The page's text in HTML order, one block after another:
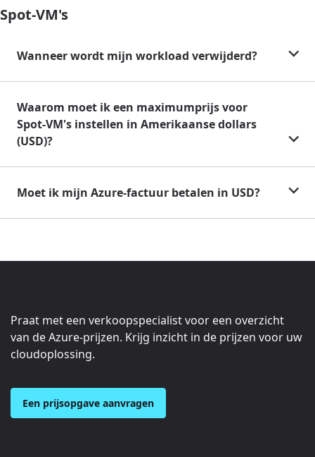
Spot-VM's
Wanneer wordt mijn workload verwijderd?
Waarom moet ik een maximumprijs voor
Spot-VM's instellen in Amerikaanse dollars
(USD)?
Moet ik mijn Azure-factuur betalen in USD?
Praat met een verkoopspecialist voor een overzicht
van de Azure-prijzen. Krijg inzicht in de prijzen voor uw
cloudoplossing.
Een prijsopgave aanvragen